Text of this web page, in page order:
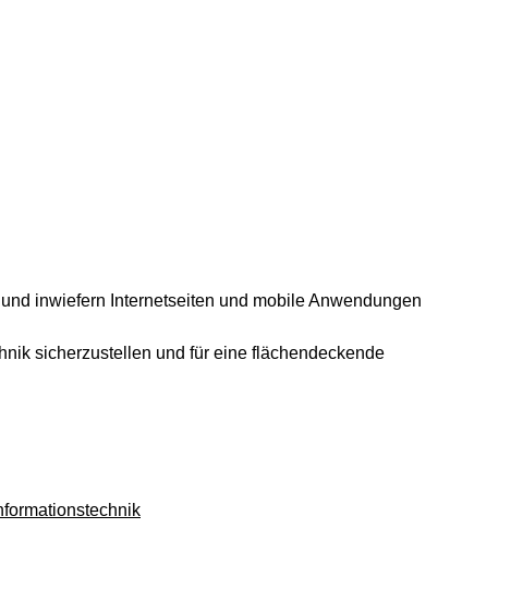
inwiefern Internetseiten und mobile Anwendungen
sicherzustellen und für eine flächendeckende